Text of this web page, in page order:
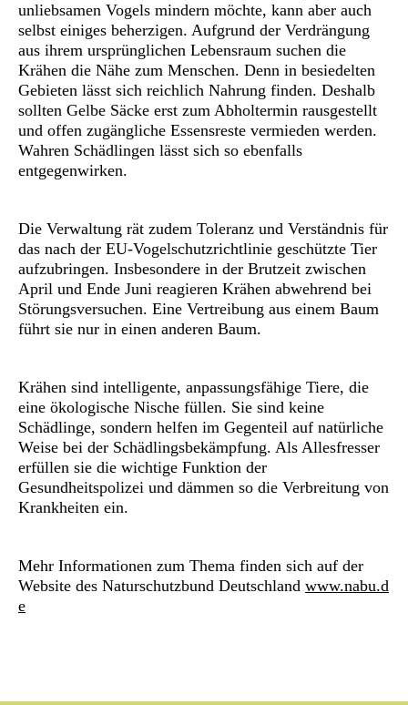
unliebsamen Vogels mindern möchte, kann aber auch
selbst einiges beherzigen. Aufgrund der Verdrängung
aus ihrem ursprünglichen Lebensraum suchen die
Krähen die Nähe zum Menschen. Denn in besiedelten
Gebieten lässt sich reichlich Nahrung finden. Deshalb
sollten Gelbe Säcke erst zum Abholtermin rausgestellt
und offen zugängliche Essensreste vermieden werden.
Wahren Schädlingen lässt sich so ebenfalls
entgegenwirken.
Die Verwaltung rät zudem Toleranz und Verständnis für
das nach der EU-Vogelschutzrichtlinie geschützte Tier
aufzubringen. Insbesondere in der Brutzeit zwischen
April und Ende Juni reagieren Krähen abwehrend bei
Störungsversuchen. Eine Vertreibung aus einem Baum
führt sie nur in einen anderen Baum.
Krähen sind intelligente, anpassungsfähige Tiere, die
eine ökologische Nische füllen. Sie sind keine
Schädlinge, sondern helfen im Gegenteil auf natürliche
Weise bei der Schädlingsbekämpfung. Als Allesfresser
erfüllen sie die wichtige Funktion der
Gesundheitspolizei und dämmen so die Verbreitung von
Krankheiten ein.
Mehr Informationen zum Thema finden sich auf der
Website des Naturschutzbund Deutschland www.nabu.d
e